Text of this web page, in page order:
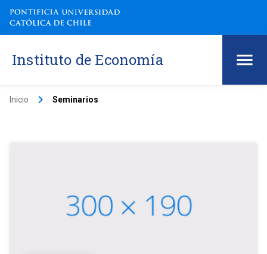
Instituto de Economía
Inicio keyboard_arrow_right Seminarios